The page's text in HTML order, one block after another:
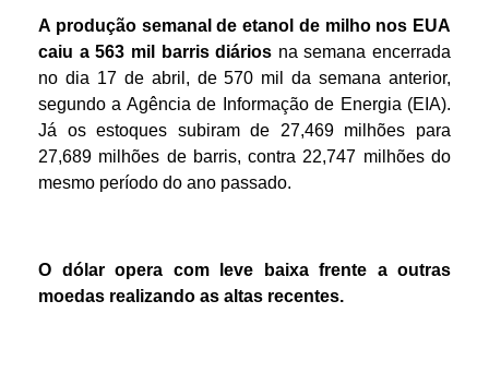
A produção semanal de etanol de milho nos EUA
caiu a 563 mil barris diários na semana encerrada
no dia 17 de abril, de 570 mil da semana anterior,
segundo a Agência de Informação de Energia (EIA).
Já os estoques subiram de 27,469 milhões para
27,689 milhões de barris, contra 22,747 milhões do
mesmo período do ano passado.
O dólar opera com leve baixa frente a outras
moedas realizando as altas recentes.